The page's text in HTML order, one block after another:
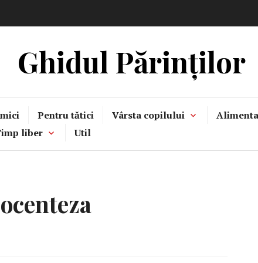
Ghidul Părinților
Pentru tătici Vârsta copilului
liber
Util